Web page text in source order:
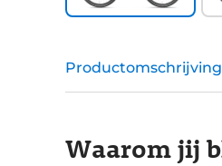
Productomschrijving
Waarom jij